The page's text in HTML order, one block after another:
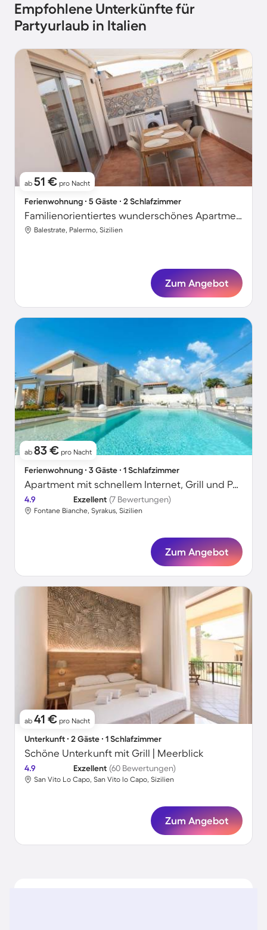
Empfohlene Unterkünfte für
Partyurlaub in Italien
ab 51 € pro Nacht
Ferienwohnung ∙ 5 Gäste ∙ 2 Schlafzimmer
Familienorientiertes wunderschönes Apartment | Stadtblick
Balestrate, Palermo, Sizilien
Zum Angebot
ab 83 € pro Nacht
Ferienwohnung ∙ 3 Gäste ∙ 1 Schlafzimmer
Apartment mit schnellem Internet, Grill und Pool | Gartenblick
4.9 Exzellent (7 Bewertungen)
Fontane Bianche, Syrakus, Sizilien
Zum Angebot
ab 41 € pro Nacht
Unterkunft ∙ 2 Gäste ∙ 1 Schlafzimmer
Schöne Unterkunft mit Grill | Meerblick
4.9 Exzellent (60 Bewertungen)
San Vito Lo Capo, San Vito lo Capo, Sizilien
Zum Angebot